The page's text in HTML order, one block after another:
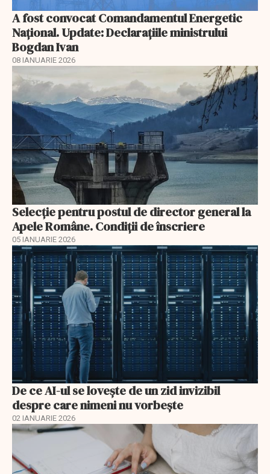
A fost convocat Comandamentul Energetic
Naţional. Update: Declaraţiile ministrului
Bogdan Ivan
08 IANUARIE 2026
Selecţie pentru postul de director general la
Apele Române. Condiţii de înscriere
05 IANUARIE 2026
De ce AI-ul se lovește de un zid invizibil
despre care nimeni nu vorbește
02 IANUARIE 2026